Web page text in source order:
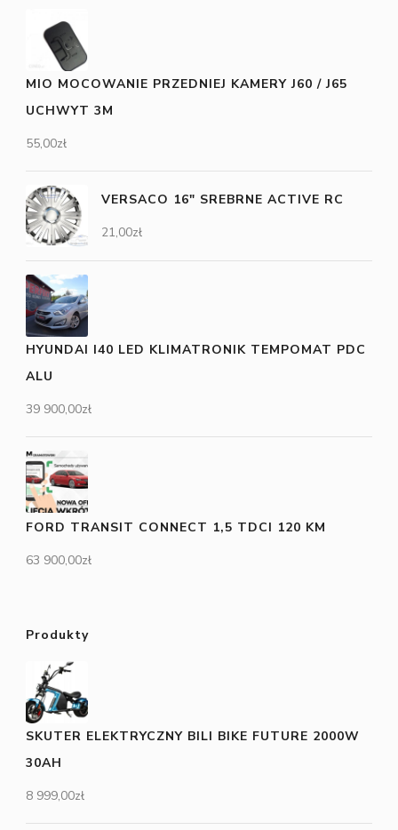
MIO MOCOWANIE PRZEDNIEJ KAMERY J60 / J65
UCHWYT 3M
55,00zł
VERSACO 16" SREBRNE ACTIVE RC
21,00zł
HYUNDAI I40 LED KLIMATRONIK TEMPOMAT PDC
ALU
39 900,00zł
FORD TRANSIT CONNECT 1,5 TDCI 120 KM
63 900,00zł
Produkty
SKUTER ELEKTRYCZNY BILI BIKE FUTURE 2000W
30AH
8 999,00zł